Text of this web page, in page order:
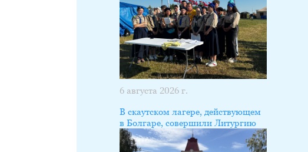
6 августа 2026 г.
В скаутском лагере, действующем
в Болгаре, совершили Литургию